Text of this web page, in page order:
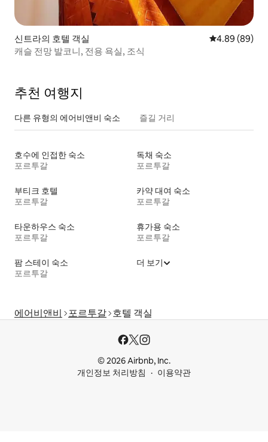
신트라의 호텔 객실 평점 4.89점(5
4.89 (89)
캐슬 전망 발코니, 전용 욕실, 조식
추천 여행지
다른 유형의 에어비앤비 숙소 즐길 거리
호수에 인접한 숙소
포르투갈
독채 숙소
포르투갈
부티크 호텔
포르투갈
카약 대여 숙소
포르투갈
타운하우스 숙소
포르투갈
휴가용 숙소
포르투갈
팜 스테이 숙소
포르투갈
더 보기
에어비앤비 포르투갈 호텔 객실
© 2026 Airbnb, Inc.
개인정보 처리방침
이용약관